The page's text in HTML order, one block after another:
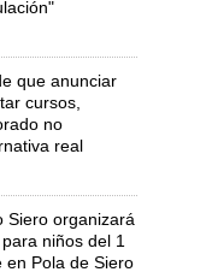
que anunciar
cursos,
no
real
Siero organizará
niños del 1
en Pola de Siero